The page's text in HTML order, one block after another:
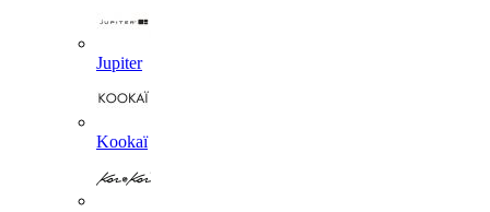
Jupiter
Kookaї